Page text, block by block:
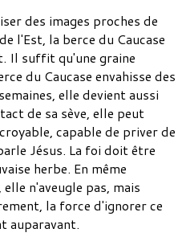
des images proches de
l'Est, la berce du Caucase
Il suffit qu'une graine
du Caucase envahisse des
elle devient aussi
de sa sève, elle peut
capable de priver de
Jésus. La foi doit être
herbe. En même
n'aveugle pas, mais
la force d'ignorer ce
auparavant.